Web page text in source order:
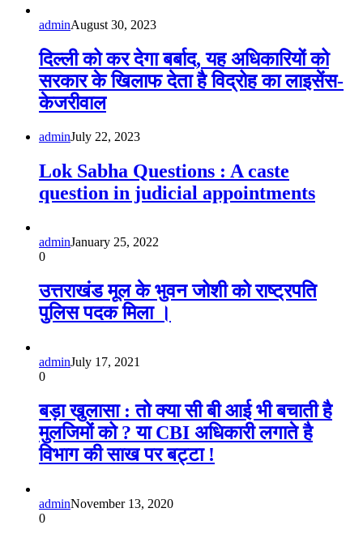
adminAugust 30, 2023
दिल्ली को कर देगा बर्बाद, यह अधिकारियों को
सरकार के खिलाफ देता है विद्रोह का लाइसेंस-
केजरीवाल
adminJuly 22, 2023
Lok Sabha Questions : A caste
question in judicial appointments
adminJanuary 25, 2022
0
उत्तराखंड मूल के भुवन जोशी को राष्ट्रपति
पुलिस पदक मिला ।
adminJuly 17, 2021
0
बड़ा खुलासा : तो क्या सी बी आई भी बचाती है
मुलजिमों को ? या CBI अधिकारी लगाते है
विभाग की साख पर बट्टा !
adminNovember 13, 2020
0